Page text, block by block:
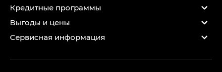
Кредитные программы
Выгоды и цены
Сервисная информация